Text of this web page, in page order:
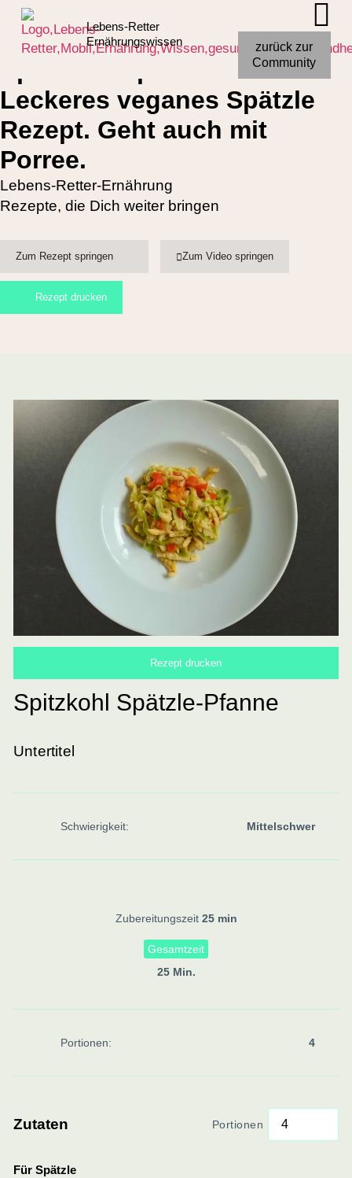
Lebens-Retter
Ernährungswissen
zurück zur
Community
Spitzkohl Spätzle-Pfanne
Leckeres veganes Spätzle
Rezept. Geht auch mit
Porree.
Lebens-Retter-Ernährung
Rezepte, die Dich weiter bringen
Zum Rezept springen Zum Video springen
Rezept drucken
Rezept drucken
Spitzkohl Spätzle-Pfanne
Untertitel
Schwierigkeit: Mittelschwer
Zubereitungszeit 25 min
Gesamtzeit
25 Min.
Portionen: 4
Zutaten Portionen
Für Spätzle